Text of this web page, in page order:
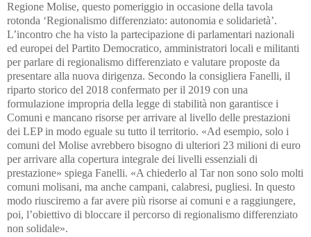
Regione Molise, questo pomeriggio in occasione della tavola
rotonda ‘Regionalismo differenziato: autonomia e solidarietà’.
L’incontro che ha visto la partecipazione di parlamentari nazionali
ed europei del Partito Democratico, amministratori locali e militanti
per parlare di regionalismo differenziato e valutare proposte da
presentare alla nuova dirigenza. Secondo la consigliera Fanelli, il
riparto storico del 2018 confermato per il 2019 con una
formulazione impropria della legge di stabilità non garantisce i
Comuni e mancano risorse per arrivare al livello delle prestazioni
dei LEP in modo eguale su tutto il territorio. «Ad esempio, solo i
comuni del Molise avrebbero bisogno di ulteriori 23 milioni di euro
per arrivare alla copertura integrale dei livelli essenziali di
prestazione» spiega Fanelli. «A chiederlo al Tar non sono solo molti
comuni molisani, ma anche campani, calabresi, pugliesi. In questo
modo riusciremo a far avere più risorse ai comuni e a raggiungere,
poi, l’obiettivo di bloccare il percorso di regionalismo differenziato
non solidale».